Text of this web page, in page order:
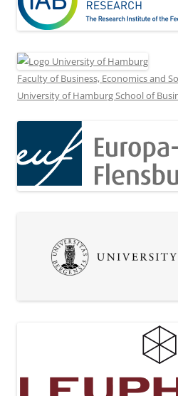
Faculty of Business, Economics and
University of Hamburg School of